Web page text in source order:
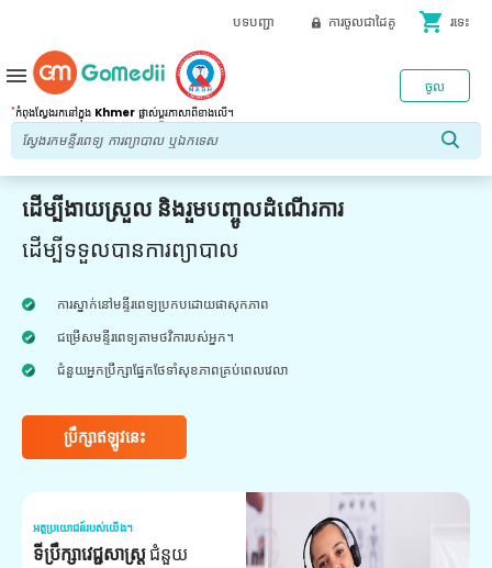
បទបញ្ជា ការចូលជាដៃគូ shopping_cart រទេះ
*កំពុងស្វែងរកនៅក្នុង Khmer ផ្លាស់ប្តូរភាសាពីខាងលើ។
ចូល
menu
ដើម្បីងាយស្រួល និងរួមបញ្ចូលដំណើរការ
ដើម្បីទទួលបានការព្យាបាល
ការស្នាក់នៅមន្ទីរពេទ្យប្រកបដោយផាសុកភាព
ជម្រើសមន្ទីរពេទ្យតាមថវិការបស់អ្នក។
ជំនួយអ្នកប្រឹក្សាផ្នែកថែទាំសុខភាពគ្រប់ពេលវេលា
ប្រឹក្សាឥឡូវនេះ
អត្ថប្រយោជន៍របស់យើង។
ទីប្រឹក្សាវេជ្ជសាស្ត្រជំនួយ